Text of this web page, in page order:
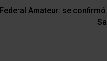
Amateur: se